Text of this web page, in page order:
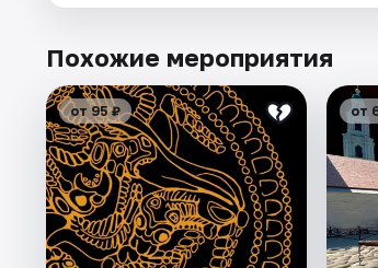
Похожие мероприятия
от 95 ₽ от